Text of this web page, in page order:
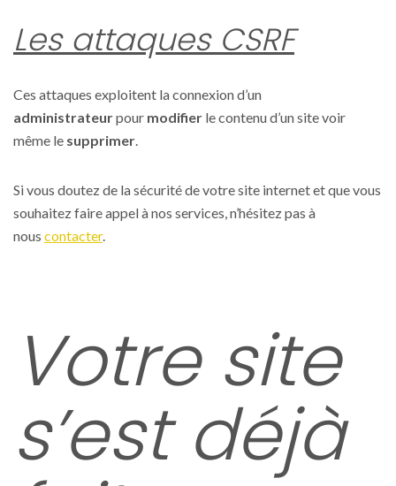
Les attaques CSRF
Ces attaques exploitent la connexion d’un
administrateurpour modifier le contenu d’un site voir
même le supprimer.
Si vous doutez de la sécurité de votre site internet et que vous
souhaitez faire appel à nos services, n’hésitez pas à
nous contacter.
Votre site
s’est déjà